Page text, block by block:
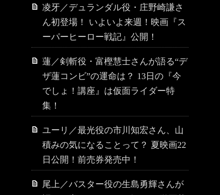
凌牙／デュランダル役・庄野崎謙さ
ん初登場！ いよいよ来週！映画『ス
ーパーヒーロー戦記』公開！
蓮／剣斬役・富樫慧士さんが語る“デ
ザ蓮コンビ”の運命は？ 13日の『今
でしょ！講座』は仮面ライダー特
集！
ユーリ／最光役の市川知宏さん、山
積みの気になることって？ 夏映画22
日公開！前売券発売中！
尾上／バスター役の生島勇輝さんが